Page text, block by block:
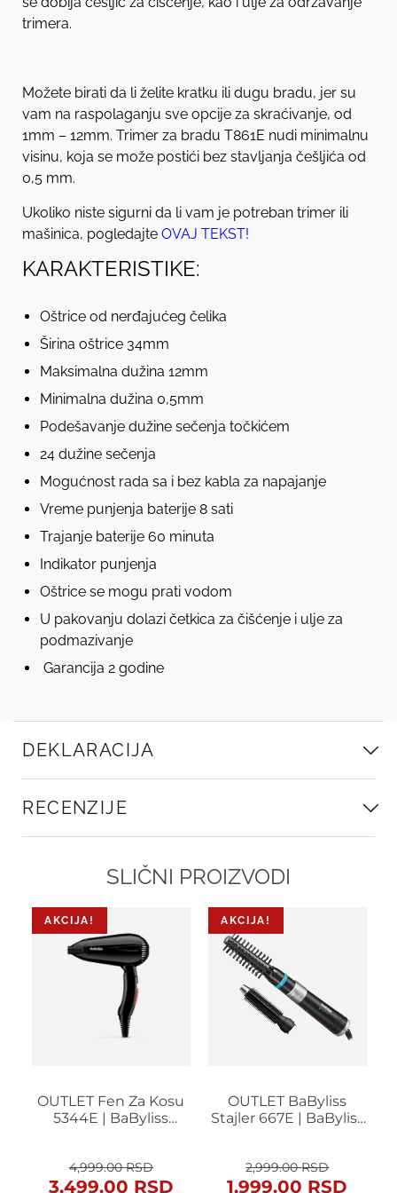
trimera.
Možete birati da li želite kratku ili dugu bradu, jer su
vam na raspolaganju sve opcije za skraćivanje, od
1mm – 12mm. Trimer za bradu T861E nudi minimalnu
visinu, koja se može postići bez stavljanja češljića od
0,5 mm.
Ukoliko niste sigurni da li vam je potreban trimer ili
mašinica, pogledajte OVAJ TEKST!
KARAKTERISTIKE:
Oštrice od nerđajućeg čelika
Širina oštrice 34mm
Maksimalna dužina 12mm
Minimalna dužina 0,5mm
Podešavanje dužine sečenja točkićem
24 dužine sečenja
Mogućnost rada sa i bez kabla za napajanje
Vreme punjenja baterije 8 sati
Trajanje baterije 60 minuta
Indikator punjenja
Oštrice se mogu prati vodom
U pakovanju dolazi četkica za čišćenje i ulje za
podmazivanje
Garancija 2 godine
DEKLARACIJA
RECENZIJE
SLIČNI PROIZVODI
AKCIJA!
OUTLET Fen Za Kosu
5344E | BaByliss
4,999.00RSD
Originalna
cena
3,499.00 RSD
Trenutna
cena
AKCIJA!
OUTLET BaByliss
Stajler 667E | BaByliss
2,999.00RSD
Originalna
cena
1,999.00 RSD
Trenutna
cena